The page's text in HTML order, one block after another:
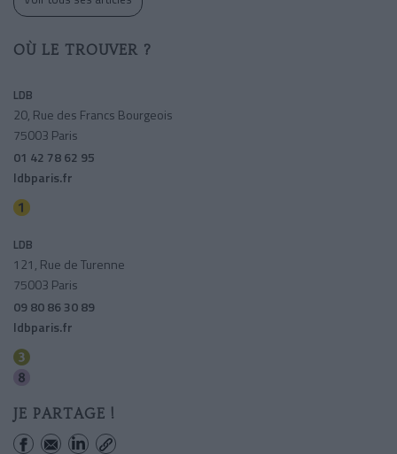
OÙ LE TROUVER ?
LDB
20, Rue des Francs Bourgeois
75003 Paris
01 42 78 62 95
ldbparis.fr
LDB
121, Rue de Turenne
75003 Paris
09 80 86 30 89
ldbparis.fr
JE PARTAGE !